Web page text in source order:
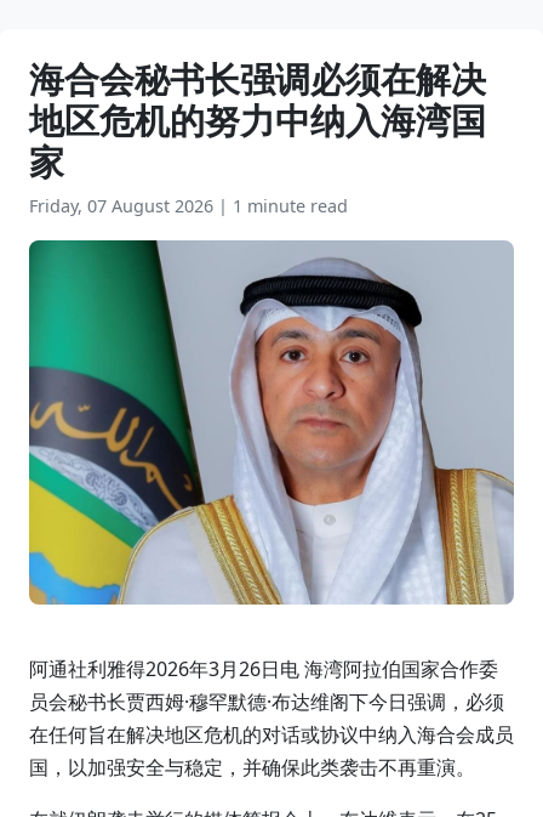
海合会秘书长强调必须在解决
地区危机的努力中纳入海湾国
家
Friday, 07 August 2026 | 1 minute read
阿通社利雅得2026年3月26日电 海湾阿拉伯国家合作委
员会秘书长贾西姆·穆罕默德·布达维阁下今日强调，必须
在任何旨在解决地区危机的对话或协议中纳入海合会成员
国，以加强安全与稳定，并确保此类袭击不再重演。